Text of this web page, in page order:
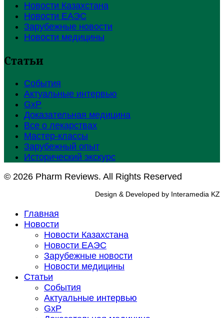
Новости Казахстана
Новости ЕАЭС
Зарубежные новости
Новости медицины
Статьи
События
Актуальные интервью
GxP
Доказательная медицина
Все о лекарствах
Мастер-классы
Зарубежный опыт
Исторический экскурс
© 2026 Pharm Reviews. All Rights Reserved
Design & Developed by Interamedia KZ
Главная
Новости
Новости Казахстана
Новости ЕАЭС
Зарубежные новости
Новости медицины
Статьи
События
Актуальные интервью
GxP